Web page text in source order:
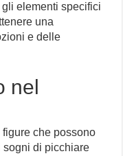
elementi specifici
una
e delle
nel
che possono
sogni di picchiare